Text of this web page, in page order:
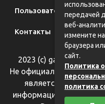
Пользовательское
Контакты
2023 (с) galaxy62.ru -
Не официальный
является
информация взяты из
передачей
веб-
измените
браузера
сайт.
Политика
политика